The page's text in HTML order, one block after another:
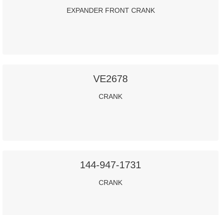
EXPANDER FRONT CRANK
VE2678
CRANK
144-947-1731
CRANK